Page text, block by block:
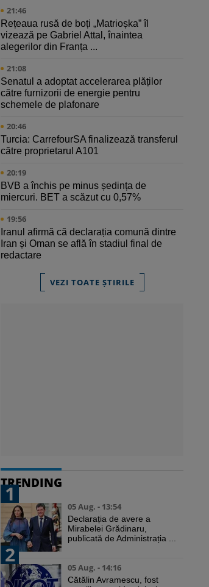
21:46
Rețeaua rusă de boți „Matrioșka” îl
vizează pe Gabriel Attal, înaintea
alegerilor din Franța ...
21:08
Senatul a adoptat accelerarea plăților
către furnizorii de energie pentru
schemele de plafonare
20:46
Turcia: CarrefourSA finalizează transferul
către proprietarul A101
20:19
BVB a închis pe minus ședința de
miercuri. BET a scăzut cu 0,57%
19:56
Iranul afirmă că declarația comună dintre
Iran și Oman se află în stadiul final de
redactare
VEZI TOATE ȘTIRILE
TRENDING
1
05 Aug. - 13:54
Declarația de avere a
Mirabelei Grădinaru,
publicată de Administrația ...
2
05 Aug. - 14:16
Cătălin Avramescu, fost